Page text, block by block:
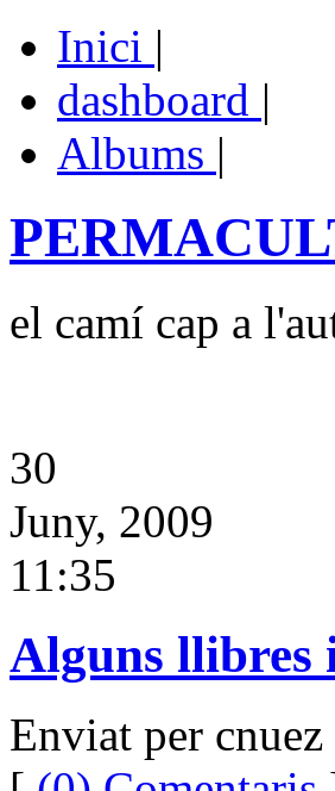
Inici |
dashboard |
Albums |
el camí cap a
30
Juny, 2009
11:35
Alguns llibres
Enviat per cnuez